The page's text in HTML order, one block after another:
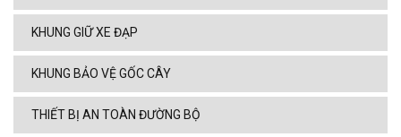
KHUNG GIỮ XE ĐẠP
KHUNG BẢO VỆ GỐC CÂY
THIẾT BỊ AN TOÀN ĐƯỜNG BỘ